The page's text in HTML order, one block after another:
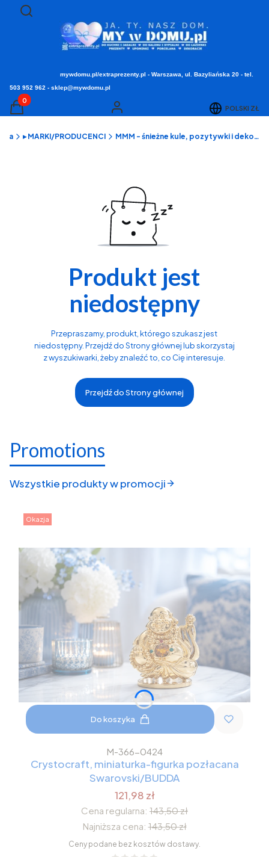
Otwórz wyszukiwarkę
Szukaj
mywdomu.pl/extraprezenty.pl - Warszawa, ul. Bazyliańska 20 - tel.
503 952 962 - sklep@mywdomu.pl
Produkty w koszyku: 0. Zobacz szczegóły
Koszyk Zaloguj się POLSKI ZŁ
▸ MARKI/PRODUCENCI MMM - śnieżne kule, pozytywki i dekoracje
Produkt jest
niedostępny
Przepraszamy, produkt, którego szukasz jest
niedostępny. Przejdź do Strony głównej lub skorzystaj
z wyszukiwarki, żeby znaleźć to, co Cię interesuje.
Przejdź do Strony głównej
Promotions
Wszystkie produkty w promocji
Okazja
Do koszyka
M-366-0424
Crystocraft, miniaturka-figurka pozłacana
Swarovski/BUDDA
121,98 zł
Cena regularna: 143,50 zł
Najniższa cena: 143,50 zł
Ceny podane bez kosztów dostawy.